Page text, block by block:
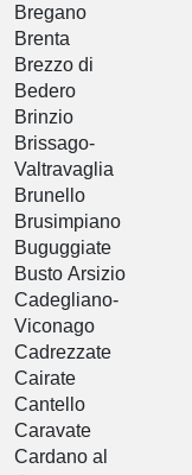
Bregano
Brenta
Brezzo di
Bedero
Brinzio
Brissago-
Valtravaglia
Brunello
Brusimpiano
Buguggiate
Busto Arsizio
Cadegliano-
Viconago
Cadrezzate
Cairate
Cantello
Caravate
Cardano al